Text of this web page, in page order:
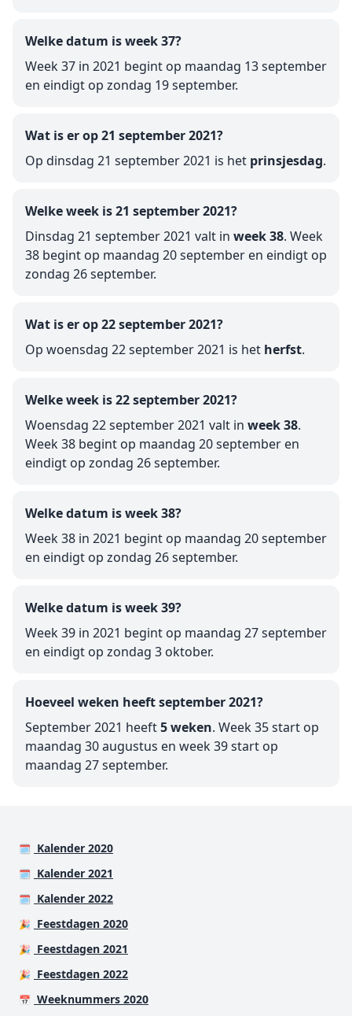
Welke datum is week 37?
Week 37 in 2021 begint op maandag 13 september
en eindigt op zondag 19 september.
Wat is er op 21 september 2021?
Op dinsdag 21 september 2021 is het prinsjesdag.
Welke week is 21 september 2021?
Dinsdag 21 september 2021 valt in week 38. Week
38 begint op maandag 20 september en eindigt op
zondag 26 september.
Wat is er op 22 september 2021?
Op woensdag 22 september 2021 is het herfst.
Welke week is 22 september 2021?
Woensdag 22 september 2021 valt in week 38.
Week 38 begint op maandag 20 september en
eindigt op zondag 26 september.
Welke datum is week 38?
Week 38 in 2021 begint op maandag 20 september
en eindigt op zondag 26 september.
Welke datum is week 39?
Week 39 in 2021 begint op maandag 27 september
en eindigt op zondag 3 oktober.
Hoeveel weken heeft september 2021?
September 2021 heeft5 weken. Week 35 start op
maandag 30 augustus en week 39 start op
maandag 27 september.
🗓️ Kalender 2020
🗓️ Kalender 2021
🗓️ Kalender 2022
🎉 Feestdagen 2020
🎉 Feestdagen 2021
🎉 Feestdagen 2022
📅 Weeknummers 2020